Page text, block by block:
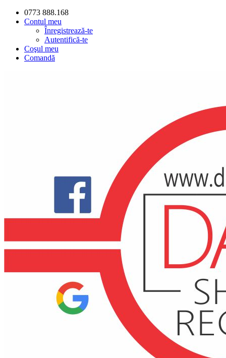
0773 888.168
Contul meu
Înregistrează-te
Autentifică-te
Coşul meu
Comandă